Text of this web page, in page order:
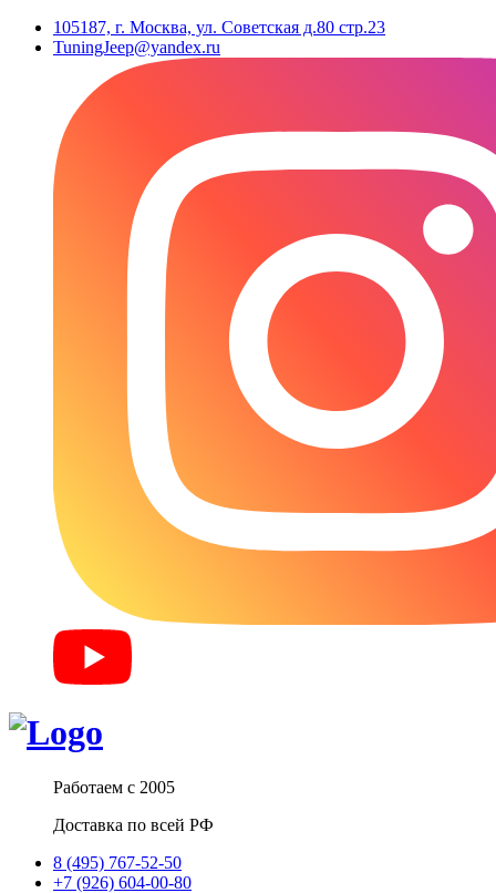
105187, г. Москва, ул. Советская д.80 стр.23
TuningJeep@yandex.ru
Работаем с 2005
Доставка по всей РФ
8 (495) 767-52-50
+7 (926) 604-00-80